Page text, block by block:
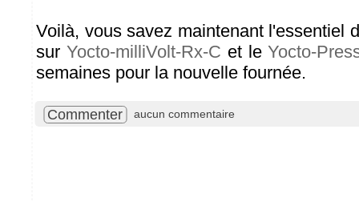
Voilà, vous savez maintenant l'essentiel
sur Yocto-milliVolt-Rx-C et leYocto-
semaines pour la nouvelle fournée.
Commenter aucun commentaire